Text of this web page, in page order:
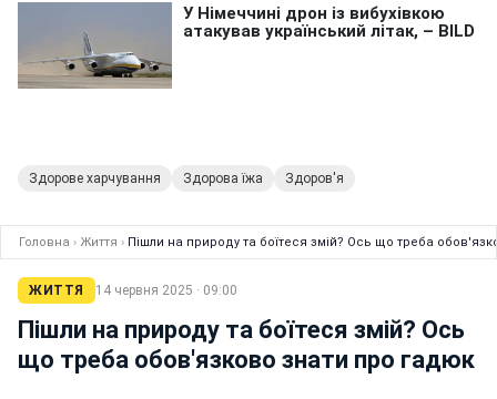
Здорове харчування Здорова їжа Здоров'я
Головна › Життя › Пішли на природу та боїтеся змій? Ось що треба
ЖИТТЯ 14 червня 2025 · 09:00
Пішли на природу та боїтеся змій? Ось
що треба обов'язково знати про гадюк